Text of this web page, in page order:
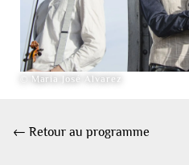
© Maria José Alvarez
← Retour au programme